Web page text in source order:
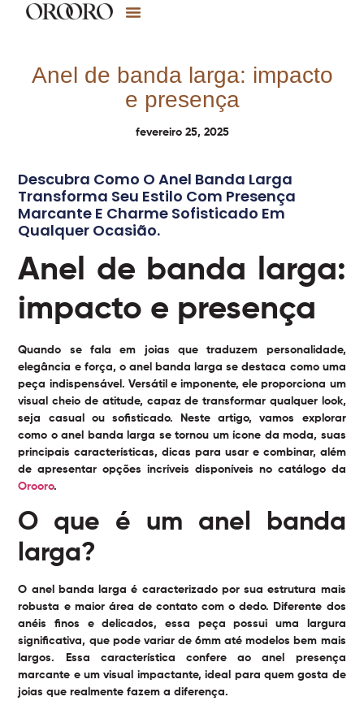
Anel de banda larga: impacto
e presença
fevereiro 25, 2025
Descubra Como O Anel Banda Larga
Transforma Seu Estilo Com Presença
Marcante E Charme Sofisticado Em
Qualquer Ocasião.
Anel de banda larga:
impacto e presença
Quando se fala em joias que traduzem personalidade,
elegância e força, o anel banda larga se destaca como uma
peça indispensável. Versátil e imponente, ele proporciona um
visual cheio de atitude, capaz de transformar qualquer look,
seja casual ou sofisticado. Neste artigo, vamos explorar
como o anel banda larga se tornou um ícone da moda, suas
principais características, dicas para usar e combinar, além
de apresentar opções incríveis disponíveis no catálogo da
Orooro.
O que é um anel banda
larga?
O anel banda larga é caracterizado por sua estrutura mais
robusta e maior área de contato com o dedo. Diferente dos
anéis finos e delicados, essa peça possui uma largura
significativa, que pode variar de 6mm até modelos bem mais
largos. Essa característica confere ao anel presença
marcante e um visual impactante, ideal para quem gosta de
joias que realmente fazem a diferença.